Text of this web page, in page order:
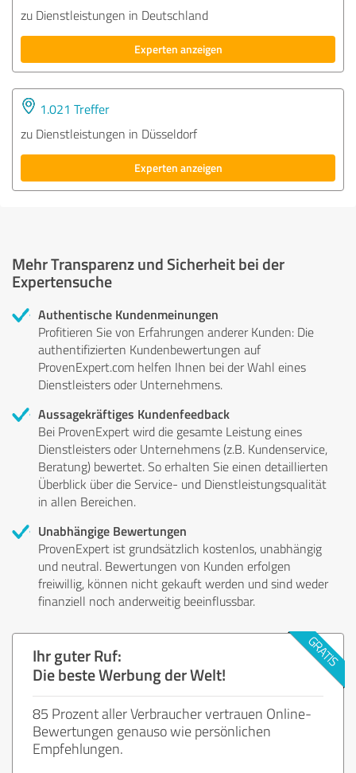
zu Dienstleistungen in Deutschland
Experten anzeigen
1.021 Treffer
zu Dienstleistungen in Düsseldorf
Experten anzeigen
Mehr Transparenz und Sicherheit bei der
Expertensuche
Authentische Kundenmeinungen
Profitieren Sie von Erfahrungen anderer Kunden: Die
authentifizierten Kundenbewertungen auf
ProvenExpert.com helfen Ihnen bei der Wahl eines
Dienstleisters oder Unternehmens.
Aussagekräftiges Kundenfeedback
Bei ProvenExpert wird die gesamte Leistung eines
Dienstleisters oder Unternehmens (z.B. Kundenservice,
Beratung) bewertet. So erhalten Sie einen detaillierten
Überblick über die Service- und Dienstleistungsqualität
in allen Bereichen.
Unabhängige Bewertungen
ProvenExpert ist grundsätzlich kostenlos, unabhängig
und neutral. Bewertungen von Kunden erfolgen
freiwillig, können nicht gekauft werden und sind weder
finanziell noch anderweitig beeinflussbar.
Ihr guter Ruf:
Die beste Werbung der Welt!
85 Prozent aller Verbraucher vertrauen Online-
Bewertungen genauso wie persönlichen
Empfehlungen.